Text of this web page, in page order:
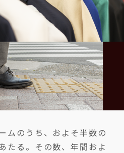
ムのうち、およそ半数の
たる。その数、年間およ